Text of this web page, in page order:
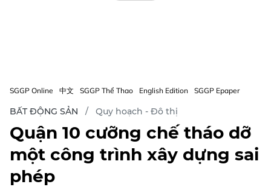
SGGP Online 中文 SGGP Thể Thao English Edition SGGP Epaper
BẤT ĐỘNG SẢN Quy hoạch - Đô thị
Quận 10 cưỡng chế tháo dỡ
một công trình xây dựng sai
phép